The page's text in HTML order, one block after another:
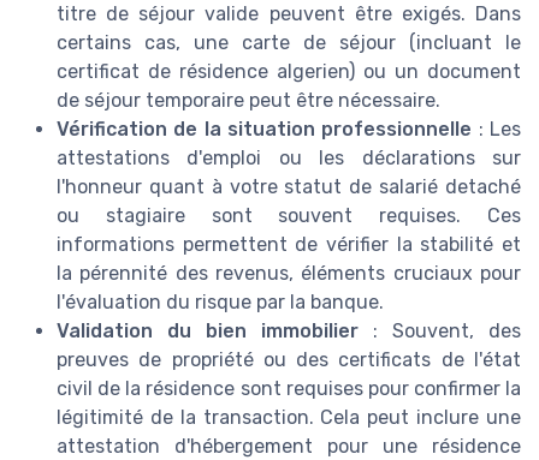
titre de séjour valide peuvent être exigés. Dans
certains cas, une carte de séjour (incluant le
certificat de résidence algerien) ou un document
de séjour temporaire peut être nécessaire.
Vérification de la situation professionnelle : Les
attestations d'emploi ou les déclarations sur
l'honneur quant à votre statut de salarié detaché
ou stagiaire sont souvent requises. Ces
informations permettent de vérifier la stabilité et
la pérennité des revenus, éléments cruciaux pour
l'évaluation du risque par la banque.
Validation du bien immobilier : Souvent, des
preuves de propriété ou des certificats de l'état
civil de la résidence sont requises pour confirmer la
légitimité de la transaction. Cela peut inclure une
attestation d'hébergement pour une résidence